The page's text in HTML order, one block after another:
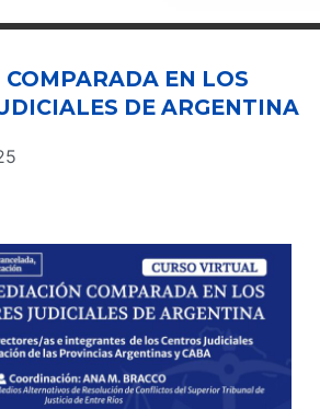
EN LOS
DE ARGENTINA